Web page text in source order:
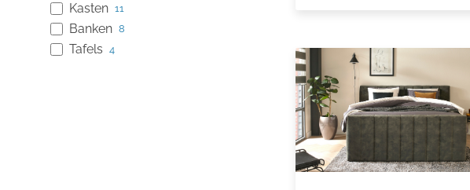
Kasten 11
Banken 8
Tafels 4